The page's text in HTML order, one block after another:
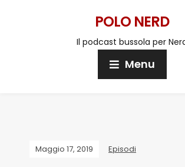
POLO NERD
Il podcast bussola per
Menu
Maggio 17, 2019 Episodi